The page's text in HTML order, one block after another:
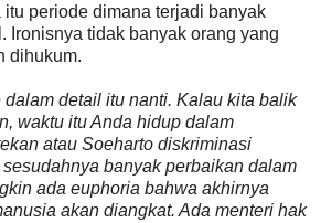
periode dimana terjadi banyak
Ironisnya tidak banyak orang yang
dihukum.
detail itu nanti. Kalau kita balik
waktu itu Anda hidup dalam
atau Soeharto diskriminasi
banyak perbaikan dalam
ada euphoria bahwa akhirnya
akan diangkat. Ada menteri hak